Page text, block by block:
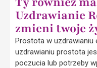
Uzdrawianie
zmieni twoje
Prostota w uzdrawianiu
uzdrawianiu prostota
poczucia lub potrzeby